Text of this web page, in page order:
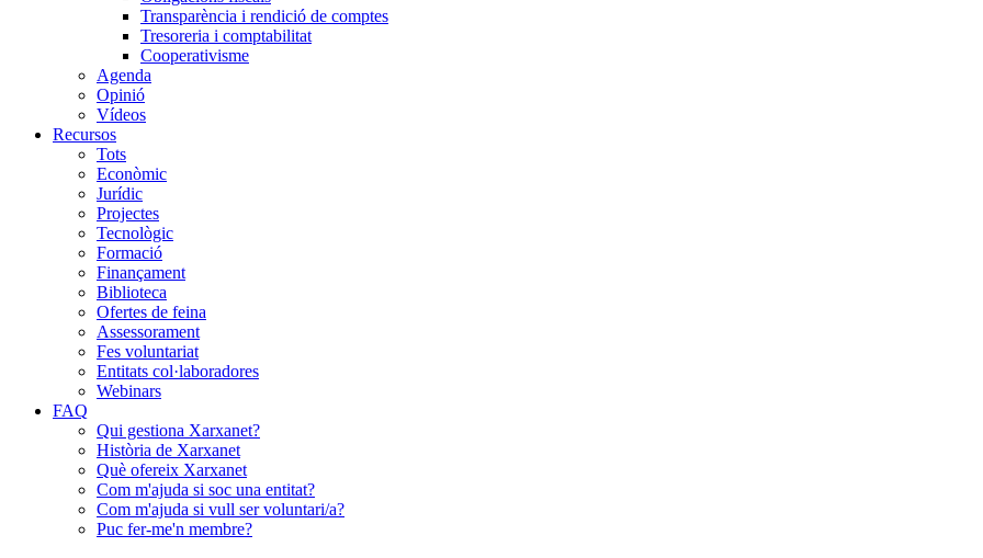
Transparència i rendició de comptes
Tresoreria i comptabilitat
Cooperativisme
Agenda
Opinió
Vídeos
Recursos
Tots
Econòmic
Jurídic
Projectes
Tecnològic
Formació
Finançament
Biblioteca
Ofertes de feina
Assessorament
Fes voluntariat
Entitats col·laboradores
Webinars
FAQ
Qui gestiona Xarxanet?
Història de Xarxanet
Què ofereix Xarxanet
Com m'ajuda si soc una entitat?
Com m'ajuda si vull ser voluntari/a?
Puc fer-me'n membre?